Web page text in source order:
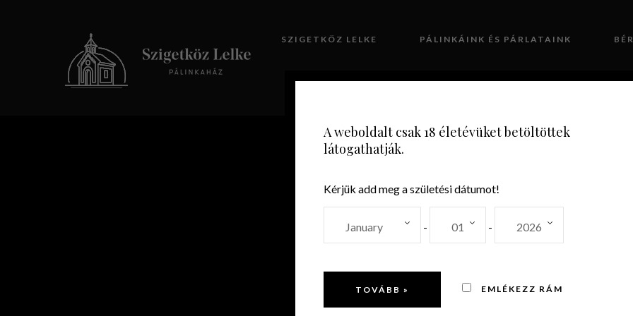
SZIGETKÖZ LELKE PÁLINKÁINK ÉS PÁRLATAINK
52%
A weboldalt csak 18 életévüket betöltöttek
látogathatják.
Kérjük add meg a születési dátumot!
- -
EMLÉKEZZ RÁM